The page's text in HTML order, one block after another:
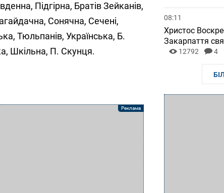
Підгірна, Братів Зейканів,
Сонячна, Сечені,
Тюльпанів, Українська, Б.
Шкільна, П. Скунця.
08:11
Христос
Закарпаття
12792 4